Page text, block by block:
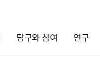
탐구와 참여 연구
검색